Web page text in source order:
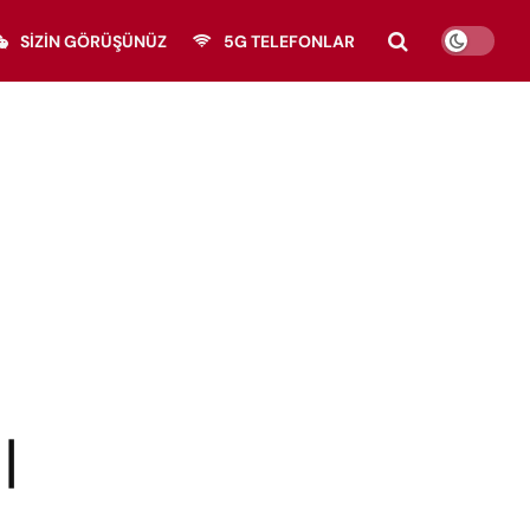
SIZIN GÖRÜŞÜNÜZ 5G TELEFONLAR